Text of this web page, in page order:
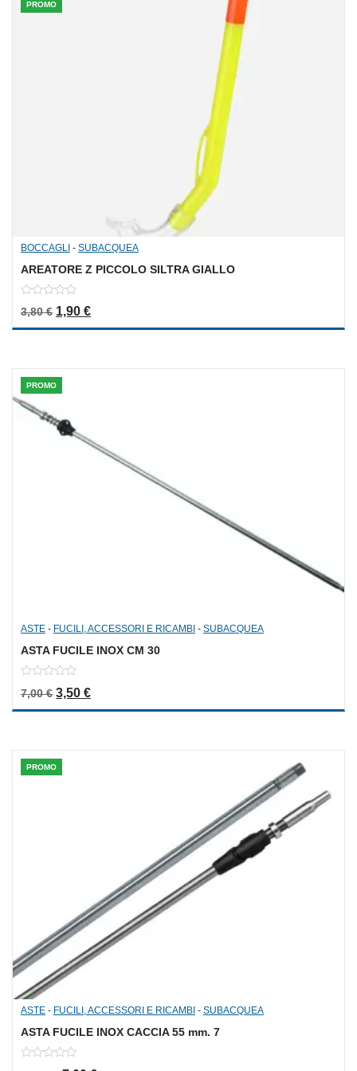
PROMO
BOCCAGLI - SUBACQUEA
AREATORE Z PICCOLO SILTRA GIALLO
out
of
3,80€ Il prezzo originale era: 3,80 €.
1,90 €Il prezzo attuale è: 1,90 €.
PROMO
ASTE - FUCILI, ACCESSORI E RICAMBI - SUBACQUEA
ASTA FUCILE INOX CM 30
out
of
7,00€ Il prezzo originale era: 7,00 €.
3,50 €Il prezzo attuale è: 3,50 €.
PROMO
ASTE - FUCILI, ACCESSORI E RICAMBI - SUBACQUEA
ASTA FUCILE INOX CACCIA 55 mm. 7